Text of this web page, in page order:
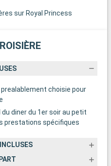
sur Royal Princess
choisie pour
diner du 1er soir au petit
prestations spécifiques